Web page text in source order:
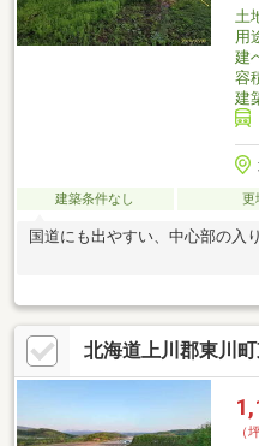
土
用
建
容
建
建築条件なし 更
国道にも出やすい、中心部の入
北海道上川郡東川
（